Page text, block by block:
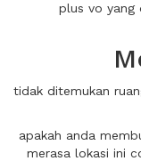
plus vo yang
tidak ditemukan
apakah anda
merasa lokasi ini